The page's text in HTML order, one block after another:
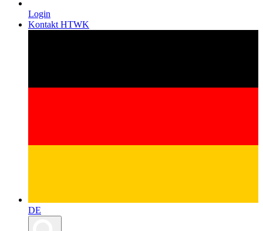
Login
Kontakt HTWK
DE